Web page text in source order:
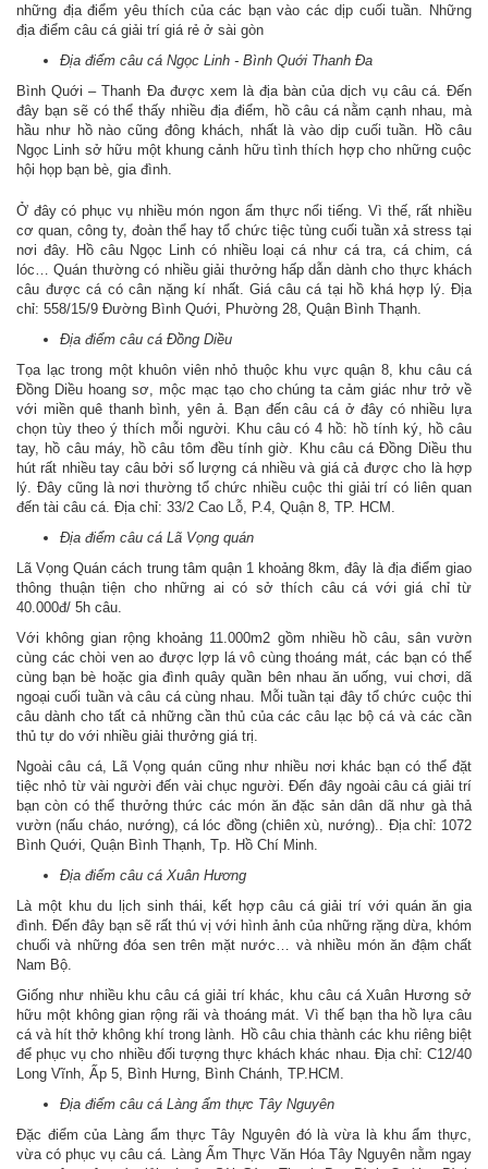
những địa điểm yêu thích của các bạn vào các dịp cuối tuần. Những
địa điểm câu cá giải trí giá rẻ ở sài gòn
Địa điểm câu cá Ngọc Linh - Bình Quới Thanh Đa
Bình Quới – Thanh Đa được xem là địa bàn của dịch vụ câu cá. Đến
đây bạn sẽ có thể thấy nhiều địa điểm, hồ câu cá nằm cạnh nhau, mà
hầu như hồ nào cũng đông khách, nhất là vào dịp cuối tuần. Hồ câu
Ngọc Linh sở hữu một khung cảnh hữu tình thích hợp cho những cuộc
hội họp bạn bè, gia đình.
Ở đây có phục vụ nhiều món ngon ẩm thực nổi tiếng. Vì thế, rất nhiều
cơ quan, công ty, đoàn thể hay tổ chức tiệc tùng cuối tuần xả stress tại
nơi đây. Hồ câu Ngọc Linh có nhiều loại cá như cá tra, cá chim, cá
lóc… Quán thường có nhiều giải thưởng hấp dẫn dành cho thực khách
câu được cá có cân nặng kí nhất. Giá câu cá tại hồ khá hợp lý. Địa
chỉ: 558/15/9 Đường Bình Quới, Phường 28, Quận Bình Thạnh.
Địa điểm câu cá Đồng Diều
Tọa lạc trong một khuôn viên nhỏ thuộc khu vực quận 8, khu câu cá
Đồng Diều hoang sơ, mộc mạc tạo cho chúng ta cảm giác như trở về
với miền quê thanh bình, yên ả. Bạn đến câu cá ở đây có nhiều lựa
chọn tùy theo ý thích mỗi người. Khu câu có 4 hồ: hồ tính ký, hồ câu
tay, hồ câu máy, hồ câu tôm đều tính giờ. Khu câu cá Đồng Diều thu
hút rất nhiều tay câu bởi số lượng cá nhiều và giá cả được cho là hợp
lý. Đây cũng là nơi thường tổ chức nhiều cuộc thi giải trí có liên quan
đến tài câu cá. Địa chỉ: 33/2 Cao Lỗ, P.4, Quận 8, TP. HCM.
Địa điểm câu cá Lã Vọng quán
Lã Vọng Quán cách trung tâm quận 1 khoảng 8km, đây là địa điểm giao
thông thuận tiện cho những ai có sở thích câu cá với giá chỉ từ
40.000đ/ 5h câu.
Với không gian rộng khoảng 11.000m2 gồm nhiều hồ câu, sân vườn
cùng các chòi ven ao được lợp lá vô cùng thoáng mát, các bạn có thể
cùng bạn bè hoặc gia đình quây quần bên nhau ăn uống, vui chơi, dã
ngoại cuối tuần và câu cá cùng nhau. Mỗi tuần tại đây tổ chức cuộc thi
câu dành cho tất cả những cần thủ của các câu lạc bộ cá và các cần
thủ tự do với nhiều giải thưởng giá trị.
Ngoài câu cá, Lã Vọng quán cũng như nhiều nơi khác bạn có thể đặt
tiệc nhỏ từ vài người đến vài chục người. Đến đây ngoài câu cá giải trí
bạn còn có thể thưởng thức các món ăn đặc sản dân dã như gà thả
vườn (nấu cháo, nướng), cá lóc đồng (chiên xù, nướng).. Địa chỉ: 1072
Bình Quới, Quận Bình Thạnh, Tp. Hồ Chí Minh.
Địa điểm câu cá Xuân Hương
Là một khu du lịch sinh thái, kết hợp câu cá giải trí với quán ăn gia
đình. Đến đây bạn sẽ rất thú vị với hình ảnh của những rặng dừa, khóm
chuối và những đóa sen trên mặt nước… và nhiều món ăn đậm chất
Nam Bộ.
Giống như nhiều khu câu cá giải trí khác, khu câu cá Xuân Hương sở
hữu một không gian rộng rãi và thoáng mát. Vì thế bạn tha hồ lựa câu
cá và hít thở không khí trong lành. Hồ câu chia thành các khu riêng biệt
để phục vụ cho nhiều đối tượng thực khách khác nhau. Địa chỉ: C12/40
Long Vĩnh, Ấp 5, Bình Hưng, Bình Chánh, TP.HCM.
Địa điểm câu cá Làng ẩm thực Tây Nguyên
Đặc điểm của Làng ẩm thực Tây Nguyên đó là vừa là khu ẩm thực,
vừa có phục vụ câu cá. Làng Ẩm Thực Văn Hóa Tây Nguyên nằm ngay